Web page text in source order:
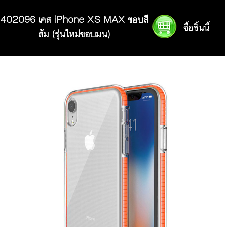
402096 เคส iPhone XS MAX ขอบสี
ส้ม (รุ่นใหม่ขอบมน)